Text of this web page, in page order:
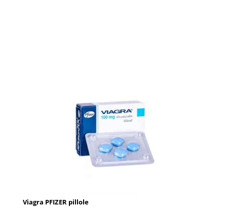
Viagra PFIZER pillole